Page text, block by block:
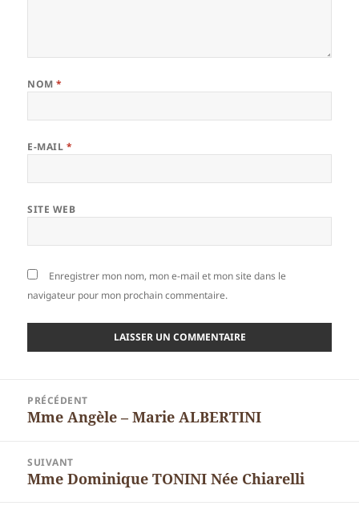
NOM*
E-MAIL *
SITE WEB
Enregistrer mon nom, mon e-mail et mon site dans le
navigateur pour mon prochain commentaire.
l’article
PRÉCÉDENT
Article
Mme Angèle – Marie ALBERTINI
SUIVANT
Article
Mme Dominique TONINI Née Chiarelli